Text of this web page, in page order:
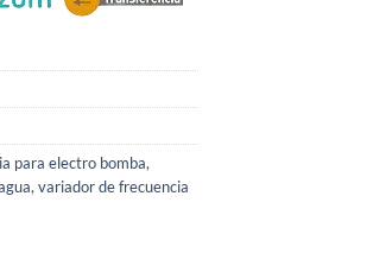
para electro bomba,
, variador de frecuencia